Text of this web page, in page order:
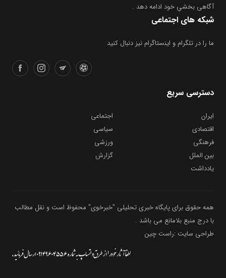
شبکه های اجتماعی
اقتصادی
سیاسی
فرهنگی
ورزشی
بین الملل
گزارش
یادداشت
با درج منبع بلامانع می باشد .
طراحی سایت :راست چین